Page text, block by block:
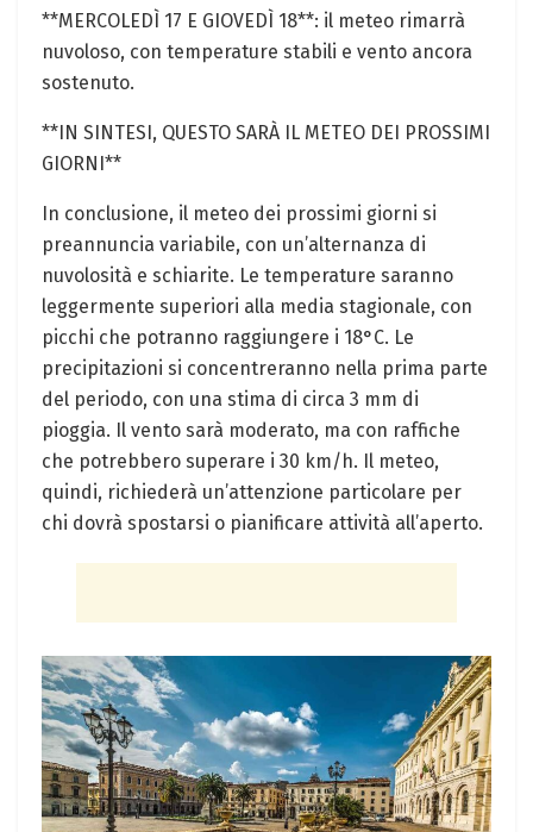
**MERCOLEDÌ 17 E GIOVEDÌ 18**: il meteo rimarrà
nuvoloso, con temperature stabili e vento ancora
sostenuto.
**IN SINTESI, QUESTO SARÀ IL METEO DEI PROSSIMI
GIORNI**
In conclusione, il meteo dei prossimi giorni si
preannuncia variabile, con un’alternanza di
nuvolosità e schiarite. Le temperature saranno
leggermente superiori alla media stagionale, con
picchi che potranno raggiungere i 18°C. Le
precipitazioni si concentreranno nella prima parte
del periodo, con una stima di circa 3 mm di
pioggia. Il vento sarà moderato, ma con raffiche
che potrebbero superare i 30 km/h. Il meteo,
quindi, richiederà un’attenzione particolare per
chi dovrà spostarsi o pianificare attività all’aperto.